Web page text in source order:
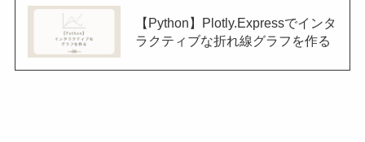
【Python】Plotly.Expressでインタ
ラクティブな折れ線グラフを作る